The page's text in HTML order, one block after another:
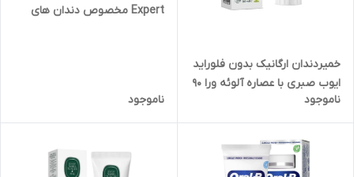
خمیردندان ارگانیک بدون فلوراید
ایوب صبری با عصاره آلوئه ورا 90
گرمی
ناموجود
Expert مخصوص دندان های
ناموجود